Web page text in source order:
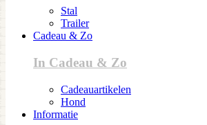
Stal
Trailer
Cadeau & Zo
In Cadeau & Zo
Cadeauartikelen
Hond
Informatie